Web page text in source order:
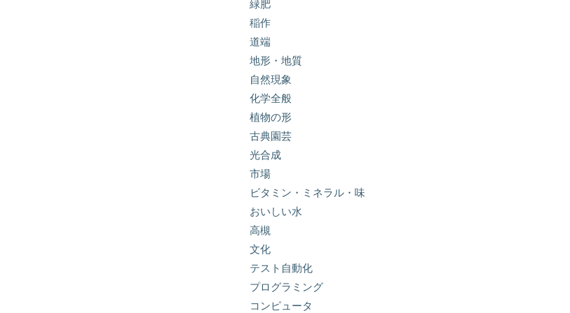
緑肥
稲作
道端
地形・地質
自然現象
化学全般
植物の形
古典園芸
光合成
市場
ビタミン・ミネラル・味
おいしい水
高槻
文化
テスト自動化
プログラミング
コンピュータ